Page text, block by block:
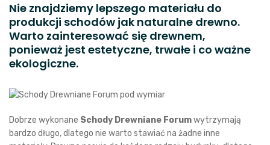
Nie znajdziemy lepszego materiału do
produkcji schodów jak naturalne drewno.
Warto zainteresować się drewnem,
ponieważ jest estetyczne, trwałe i co ważne
ekologiczne.
Dobrze wykonane Schody Drewniane Forumwytrzymają
bardzo długo, dlatego nie warto stawiać na żadne inne